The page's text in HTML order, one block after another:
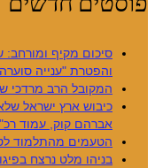
סיכום מקיף
והפטרת "ענייה
המקובל הרב מרדכי
כיבוש ארץ ישראל
אברהם קוק, עמוד
הטעמים מהתלמוד
בניהו מלט נרצח